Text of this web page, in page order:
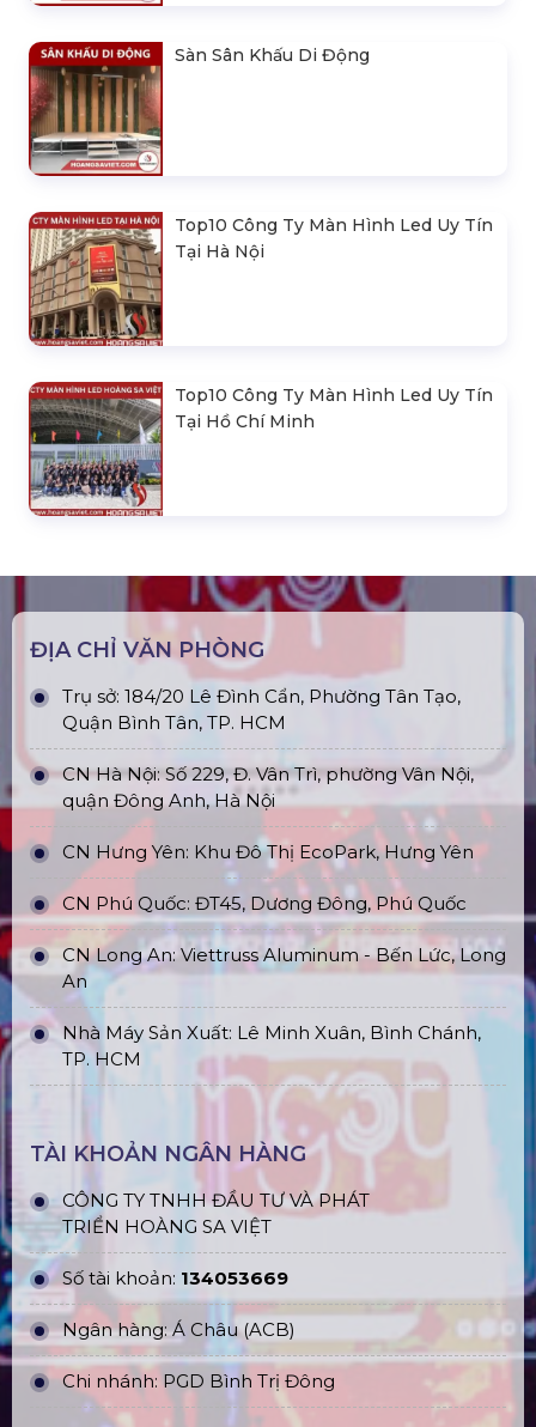
Sàn Sân Khấu Di Động
Top10 Công Ty Màn Hình Led Uy Tín
Tại Hà Nội
Top10 Công Ty Màn Hình Led Uy Tín
Tại Hồ Chí Minh
ĐỊA CHỈ VĂN PHÒNG
Trụ sở: 184/20 Lê Đình Cẩn, Phường Tân Tạo,
Quận Bình Tân, TP. HCM
CN Hà Nội: Số 229, Đ. Vân Trì, phường Vân Nội,
quận Đông Anh, Hà Nội
CN Hưng Yên: Khu Đô Thị EcoPark, Hưng Yên
CN Phú Quốc: ĐT45, Dương Đông, Phú Quốc
CN Long An: Viettruss Aluminum - Bến Lức, Long
An
Nhà Máy Sản Xuất: Lê Minh Xuân, Bình Chánh,
TP. HCM
TÀI KHOẢN NGÂN HÀNG
CÔNG TY TNHH ĐẦU TƯ VÀ PHÁT
TRIỂN HOÀNG SA VIỆT
Số tài khoản: 134053669
Ngân hàng: Á Châu (ACB)
Chi nhánh: PGD Bình Trị Đông